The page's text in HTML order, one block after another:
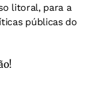
litoral, para a
públicas do